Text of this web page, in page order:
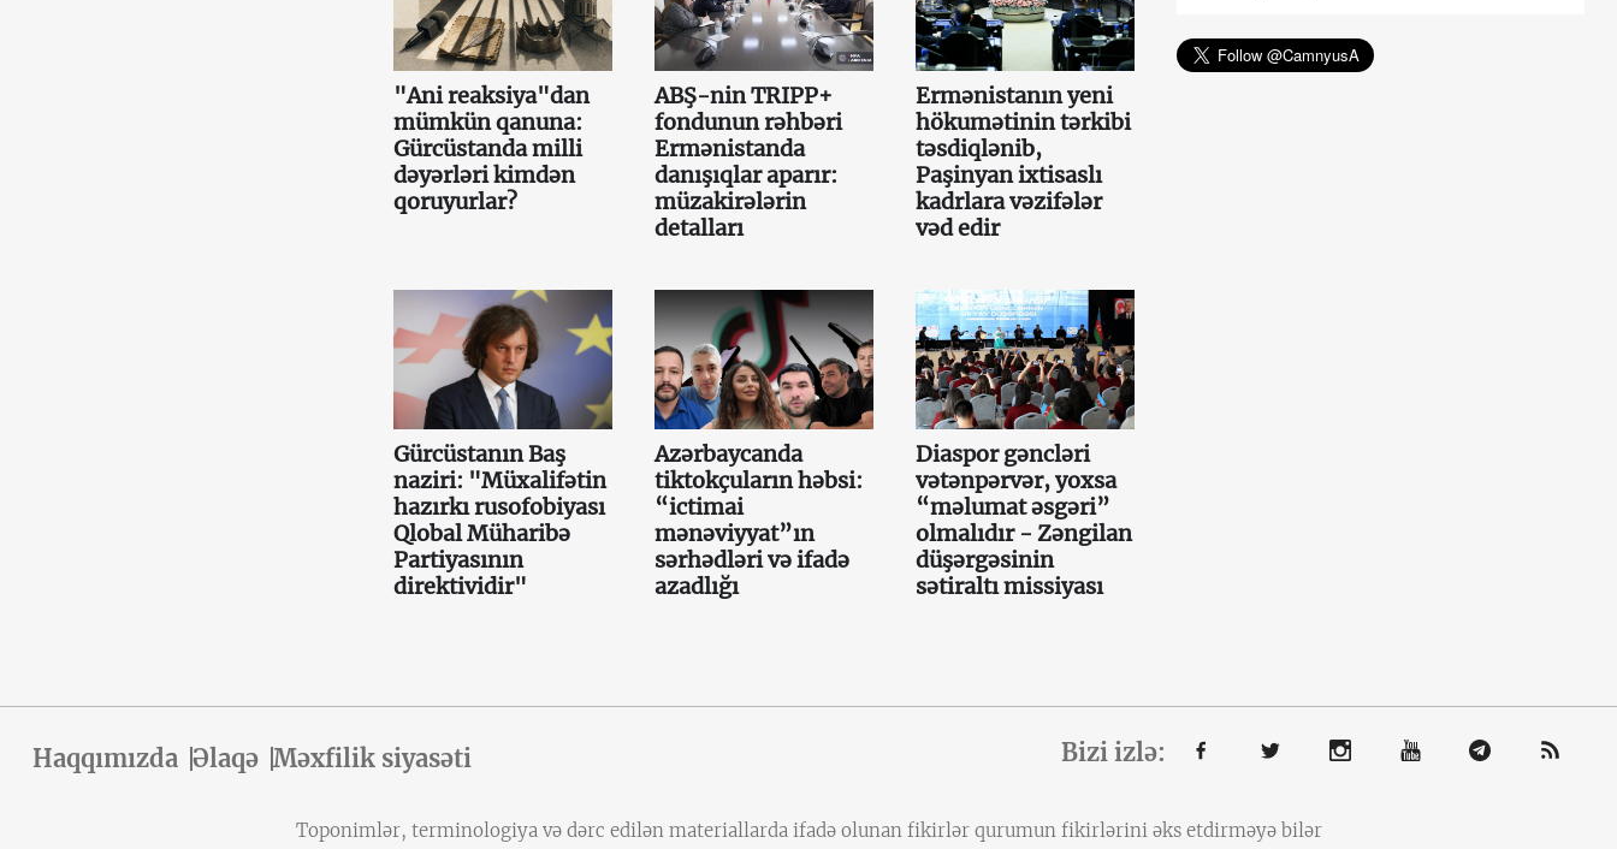
"Ani reaksiya"dan
mümkün qanuna:
Gürcüstanda milli
dəyərləri kimdən
qoruyurlar?
ABŞ-nin TRIPP+
fondunun rəhbəri
Ermənistanda
danışıqlar aparır:
müzakirələrin
detalları
Ermənistanın yeni
hökumətinin tərkibi
təsdiqlənib,
Paşinyan ixtisaslı
kadrlara vəzifələr
vəd edir
Gürcüstanın Baş
naziri: "Müxalifətin
hazırkı rusofobiyası
Qlobal Müharibə
Partiyasının
direktividir"
Azərbaycanda
tiktokçuların həbsi:
“ictimai
mənəviyyat”ın
sərhədləri və ifadə
azadlığı
Diaspor gəncləri
vətənpərvər, yoxsa
“məlumat əsgəri”
olmalıdır - Zəngilan
düşərgəsinin
sətiraltı missiyası
Haqqımızda Əlaqə Məxfilik siyasəti Bizi izlə:
Toponimlər, terminologiya və dərc edilən materiallarda ifadə olunan fikirlər qurumun fikirlərini əks etdirməyə bilər